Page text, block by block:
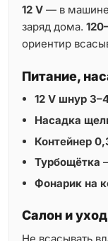
12 V — в
заряд дома.
ориентир
Питание,
12 V шнур
Насадка
Контейнер
Турбощётка
Фонарик на
Салон и уход